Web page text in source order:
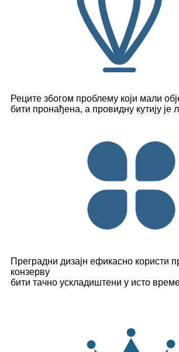
Реците збогом проблему који мали
бити пронађена, а провидну кутију је
Преградни дизајн ефикасно користи
конзерву
бити тачно ускладиштени у исто